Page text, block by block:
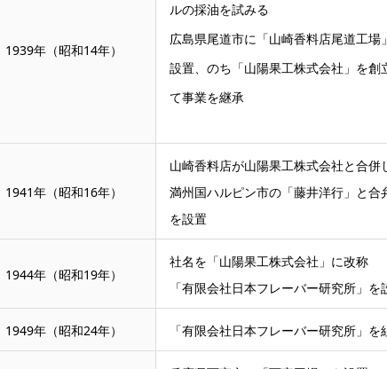
1939年（昭和14年）
ルの採油を試みる
広島県尾道市に「山崎香料店尾道工場
設置、のち「山陽果工株式会社」を創
て事業を継承
1941年（昭和16年）
山崎香料店が山陽果工株式会社と合
満州国ハルピン市の「藤井洋行」と
を設置
1944年（昭和19年）
社名を「山陽果工株式会社」に改称
「有限会社日本フレーバー研究所」を
1949年（昭和24年） 「有限会社日本フレーバー研究所」